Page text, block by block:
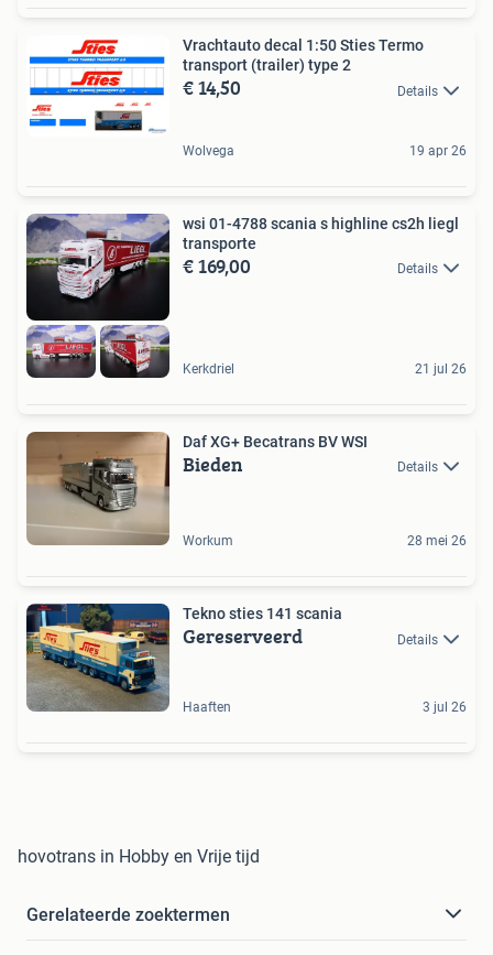
Vrachtauto decal 1:50 Sties Termo
transport (trailer) type 2
€ 14,50 Details
Wolvega 19 apr 26
wsi 01-4788 scania s highline cs2h liegl
transporte
€ 169,00 Details
Kerkdriel 21 jul 26
Daf XG+ Becatrans BV WSI
Bieden Details
Workum 28 mei 26
Tekno sties 141 scania
Gereserveerd Details
Haaften 3 jul 26
hovotrans in Hobby en Vrije tijd
Gerelateerde zoektermen